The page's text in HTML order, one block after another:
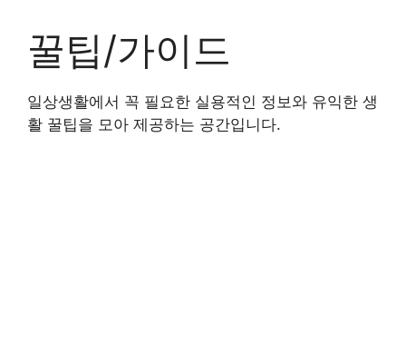
content꿀팁/가이드
일상생활에서 꼭 필요한 실용적인 정보와 유익한 생
활 꿀팁을 모아 제공하는 공간입니다.